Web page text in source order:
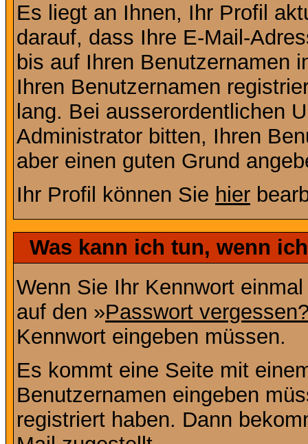
Es liegt an Ihnen, Ihr Profil
darauf, dass Ihre E-Mail-
bis auf Ihren Benutzernamen
Ihren Benutzernamen
lang. Bei ausserordentlichen
Administrator bitten, Ihren
aber einen guten Grund
Ihr Profil können Sie hier
Was kann ich tun, wenn
Wenn Sie Ihr Kennwort
auf den »Passwort
Kennwort eingeben müssen.
Es kommt eine Seite mit
Benutzernamen eingeben
registriert haben. Dann